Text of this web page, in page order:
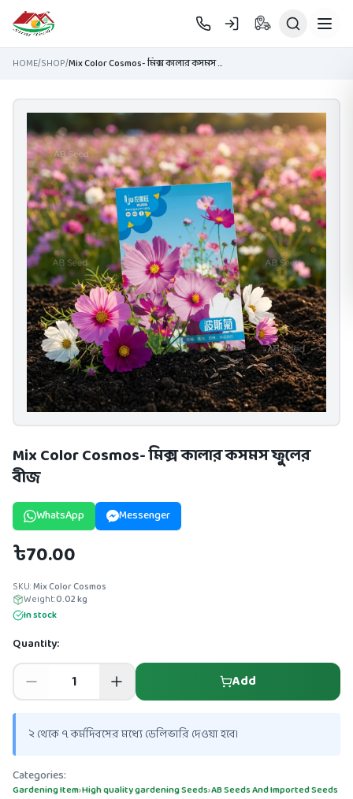
Skip to main content
HOME/SHOP/ Mix Color Cosmos- মিক্স কালার কসমস ফুলের বীজ
Mix Color Cosmos- মিক্স কালার কসমস ফুলের
বীজ
WhatsApp Messenger
৳70.00
SKU:Mix Color Cosmos
Weight:0.02kg
In stock
Quantity:
Add
২ থেকে ৭ কর্মদিবসের মধ্যে ডেলিভারি দেওয়া হবে।
Categories:
Gardening Item›High quality gardening Seeds›AB Seeds And Imported Seeds